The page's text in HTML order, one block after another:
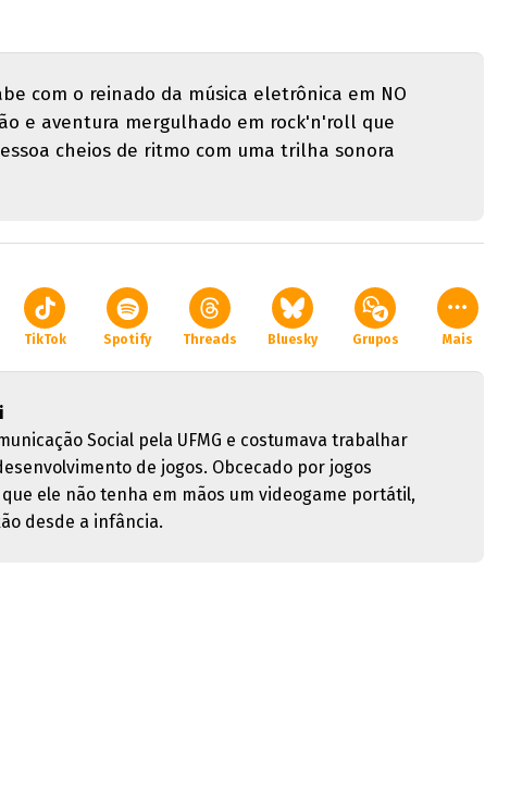
com o reinado da música eletrônica em NO
e aventura mergulhado em rock'n'roll que
cheios de ritmo com uma trilha sonora
TikTok Spotify Threads Bluesky Grupos Mais
Social pela UFMG e costumava trabalhar
de jogos. Obcecado por jogos
ele não tenha em mãos um videogame portátil,
desde a infância.